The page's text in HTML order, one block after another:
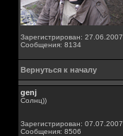
Зарегистрирован: 27.06.2007
Сообщения: 8134
Вернуться к началу
genj
Солнц))
Зарегистрирован: 07.07.2007
Сообщения: 8506